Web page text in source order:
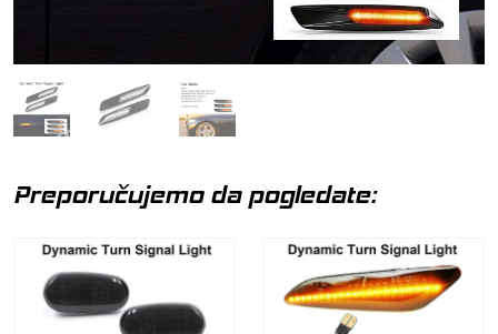
Preporučujemo da pogledate: